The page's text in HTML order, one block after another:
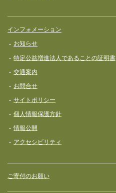
インフォメーション
お知らせ
特定公益増進法人であることの証明書
交通案内
お問合せ
サイトポリシー
個人情報保護方針
情報公開
アクセシビリティ
ご寄付のお願い